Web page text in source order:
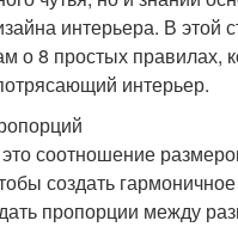
интерьера. В этой
о 8 простых правилах,
интерьер.
соотношение
создать
пропорции между